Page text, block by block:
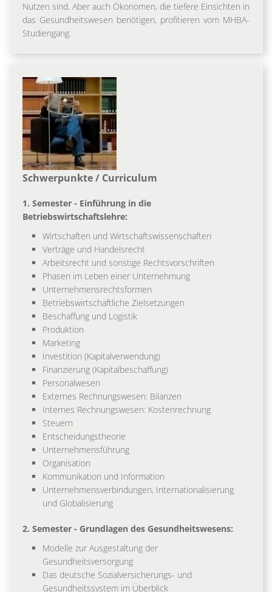
Nutzen sind. Aber auch Ökonomen, die tiefere Einsichten in
das Gesundheitswesen benötigen, profitieren vom MHBA-
Studiengang.
Schwerpunkte / Curriculum
1. Semester - Einführung in die
Betriebswirtschaftslehre:
Wirtschaften und Wirtschaftswissenschaften
Verträge und Handelsrecht
Arbeitsrecht und sonstige Rechtsvorschriften
Phasen im Leben einer Unternehmung
Unternehmensrechtsformen
Betriebswirtschaftliche Zielsetzungen
Beschaffung und Logistik
Produktion
Marketing
Investition (Kapitalverwendung)
Finanzierung (Kapitalbeschaffung)
Personalwesen
Externes Rechnungswesen: Bilanzen
Internes Rechnungswesen: Kostenrechnung
Steuern
Entscheidungstheorie
Unternehmensführung
Organisation
Kommunikation und Information
Unternehmensverbindungen, Internationalisierung
und Globalisierung
2. Semester - Grundlagen des Gesundheitswesens:
Modelle zur Ausgestaltung der
Gesundheitsversorgung
Das deutsche Sozialversicherungs- und
Gesundheitssystem im Überblick